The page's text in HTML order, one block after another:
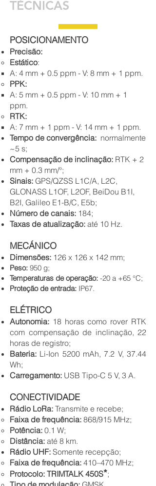
TÉCNICAS
POSICIONAMENTO
Precisão:
Estático:
A: 4 mm + 0.5 ppm - V: 8 mm + 1 ppm.
PPK:
A: 5 mm + 0.5 ppm - V: 10 mm + 1
ppm.
RTK:
A: 7 mm + 1 ppm - V: 14 mm + 1 ppm.
Tempo de convergência: normalmente
~5 s;
Compensação de inclinação: RTK + 2
mm + 0.3 mm/°;
Sinais: GPS/QZSS L1C/A, L2C,
GLONASS L1OF, L2OF, BeiDou B1I,
B2I, Galileo E1-B/C, E5b;
Número de canais: 184;
Taxas de atualização: até 10 Hz.
MECÁNICO
Dimensões: 126 x 126 x 142 mm;
Peso: 950 g;
Temperaturas de operação: -20 a +65 °C;
Proteção de entrada: IP67.
ELÉTRICO
Autonomia: 18 horas como rover RTK
com compensação de inclinação, 22
horas de registro;
Bateria: Li-Ion 5200 mAh, 7.2 V, 37.44
Wh;
Carregamento: USB Tipo-C 5 V, 3 A.
CONECTIVIDADE
Rádio LoRa: Transmite e recebe;
Faixa de frequência: 868/915 MHz;
Potência: 0.1 W;
Distância: até 8 km.
Rádio UHF: Somente recepção;
Faixa de frequência: 410–470 MHz;
Protocolo: TRIMTALK 450S*;